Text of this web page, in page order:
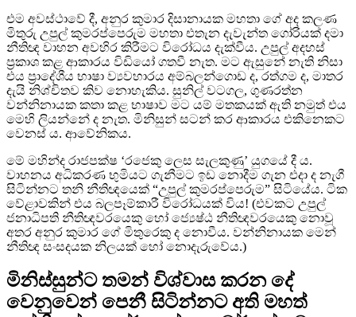
එම අවස්ථාවේ දී, අනුර කුමාර දිසානායක මහතා ගේ අද කලණ
මිතුරු උපුල් කුමරප්පෙරුම මහතා එතැන දැවැන්ත ගෝරියක් දමා
නීතිඥ වාහන අවහිර කිරීමට විරෝධය දැක්වීය. උපුල් අදහස්
ප්‍රකාශ කළ ආකාරය විඩියෝ ගතවී නැත. මට ඇසුනේ නැති නිසා
එය ප්‍රාදේශීය භාෂා ව්‍යවහාරය අම්බලන්ගොඩ ද, රත්ගම ද, මාතර
දැයි නිශ්චිතව කිව නොහැකිය. සුනිල් වටගල, ගුණරත්න
වන්නිනායක කතා කළ භාෂාව මට යම් මතකයක් ඇති නමුත් එය
මෙහි ලියන්නේ ද නැත. මිනිසුන් සටන් කර ආකාරය එකිනෙකට
වෙනස් ය. ආවේනිකය.
මේ මහින්ද රාජපක්ෂ ‘රජෙකු ලෙස සැලකුණු’ යුගයේ දී ය.
වාහනය අධිකරණ භුමියට ගැනීමට ඉඩ නොදීම ගැන එදා ද නැගී
සිටින්නට තනි නීතිඥයෙක් “උපුල් කුමරප්පෙරුම” සිටියේය. ටික
වේළාවකින් එය බලපෑම්කාරී විරෝධයක් විය! (එවකට උපුල්
ජනාධිපති නීතිඥවරයෙකු හෝ ජ්‍යෙෂ්ඨ නීතිඥවරයෙකු නොවූ
අතර අනුර කුමාර ගේ මිතුරෙකු ද නොවීය. වන්නිනායක මෙන්
නීතිඥ සංසදයක නිලයක් හෝ නොදැරුවේය.)
මිනිස්සුන්ට තමන් විශ්වාස කරන දේ
වෙනුවෙන් පෙනී සිටින්නට අති මහත්